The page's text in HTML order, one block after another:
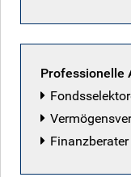
Professionelle
Finanzberater